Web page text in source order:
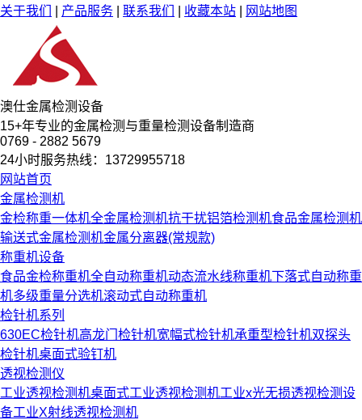
关于我们 产品服务 联系我们 收藏本站 网站地图
澳仕金属检测设备
15+年专业的金属检测与重量检测设备制造商
0769 - 2882 5679
24小时服务热线：13729955718
网站首页
金属检测机
金检称重一体机全金属检测机抗干扰铝箔检测机食品金属检测机
输送式金属检测机金属分离器(常规款)
称重机设备
食品金检称重机全自动称重机动态流水线称重机下落式自动称重
机多级重量分选机滚动式自动称重机
检针机系列
630EC检针机高龙门检针机宽幅式检针机承重型检针机双探头
检针机桌面式验钉机
透视检测仪
工业透视检测机桌面式工业透视检测机工业x光无损透视检测设
备工业X射线透视检测机